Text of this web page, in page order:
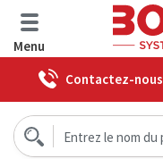
Menu
Contactez-nous